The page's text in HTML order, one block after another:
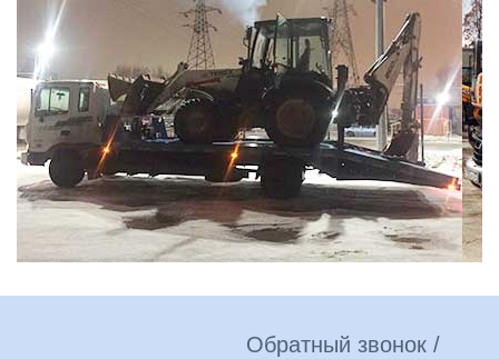
Обратный звонок /